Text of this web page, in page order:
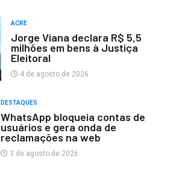
ACRE
Jorge Viana declara R$ 5,5
milhões em bens à Justiça
Eleitoral
4 de agosto de 2026
DESTAQUES
WhatsApp bloqueia contas de
usuários e gera onda de
reclamações na web
3 de agosto de 2026